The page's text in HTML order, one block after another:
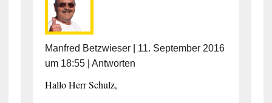
Manfred Betzwieser| 11. September 2016
um 18:55| Antworten
Hallo Herr Schulz,